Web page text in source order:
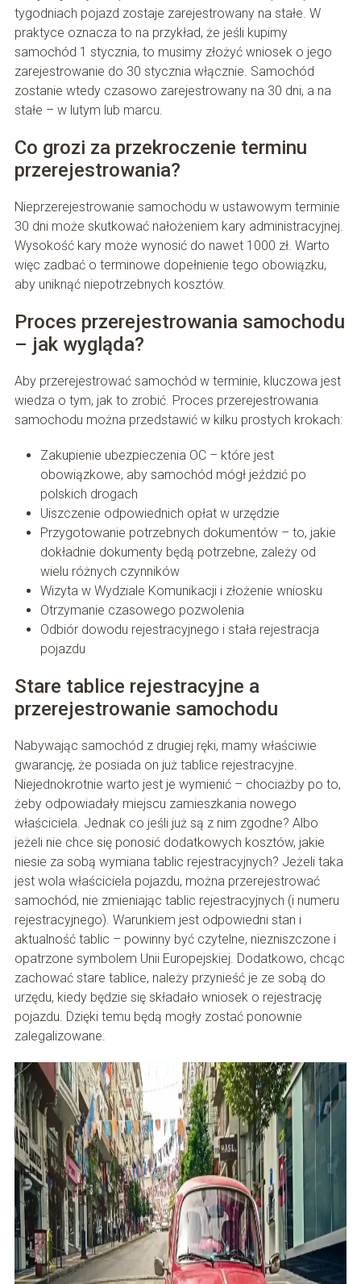
tygodniach pojazd zostaje zarejestrowany na stałe. W
praktyce oznacza to na przykład, że jeśli kupimy
samochód 1 stycznia, to musimy złożyć wniosek o jego
zarejestrowanie do 30 stycznia włącznie. Samochód
zostanie wtedy czasowo zarejestrowany na 30 dni, a na
stałe – w lutym lub marcu.
Co grozi za przekroczenie terminu
przerejestrowania?
Nieprzerejestrowanie samochodu w ustawowym terminie
30 dni może skutkować nałożeniem kary administracyjnej.
Wysokość kary może wynosić do nawet 1000 zł. Warto
więc zadbać o terminowe dopełnienie tego obowiązku,
aby uniknąć niepotrzebnych kosztów.
Proces przerejestrowania samochodu
– jak wygląda?
Aby przerejestrować samochód w terminie, kluczowa jest
wiedza o tym, jak to zrobić. Proces przerejestrowania
samochodu można przedstawić w kilku prostych krokach:
Zakupienie ubezpieczenia OC – które jest
obowiązkowe, aby samochód mógł jeździć po
polskich drogach
Uiszczenie odpowiednich opłat w urzędzie
Przygotowanie potrzebnych dokumentów – to, jakie
dokładnie dokumenty będą potrzebne, zależy od
wielu różnych czynników
Wizyta w Wydziale Komunikacji i złożenie wniosku
Otrzymanie czasowego pozwolenia
Odbiór dowodu rejestracyjnego i stała rejestracja
pojazdu
Stare tablice rejestracyjne a
przerejestrowanie samochodu
Nabywając samochód z drugiej ręki, mamy właściwie
gwarancję, że posiada on już tablice rejestracyjne.
Niejednokrotnie warto jest je wymienić – chociażby po to,
żeby odpowiadały miejscu zamieszkania nowego
właściciela. Jednak co jeśli już są z nim zgodne? Albo
jeżeli nie chce się ponosić dodatkowych kosztów, jakie
niesie za sobą wymiana tablic rejestracyjnych? Jeżeli taka
jest wola właściciela pojazdu, można przerejestrować
samochód, nie zmieniając tablic rejestracyjnych (i numeru
rejestracyjnego). Warunkiem jest odpowiedni stan i
aktualność tablic – powinny być czytelne, niezniszczone i
opatrzone symbolem Unii Europejskiej. Dodatkowo, chcąc
zachować stare tablice, należy przynieść je ze sobą do
urzędu, kiedy będzie się składało wniosek o rejestrację
pojazdu. Dzięki temu będą mogły zostać ponownie
zalegalizowane.